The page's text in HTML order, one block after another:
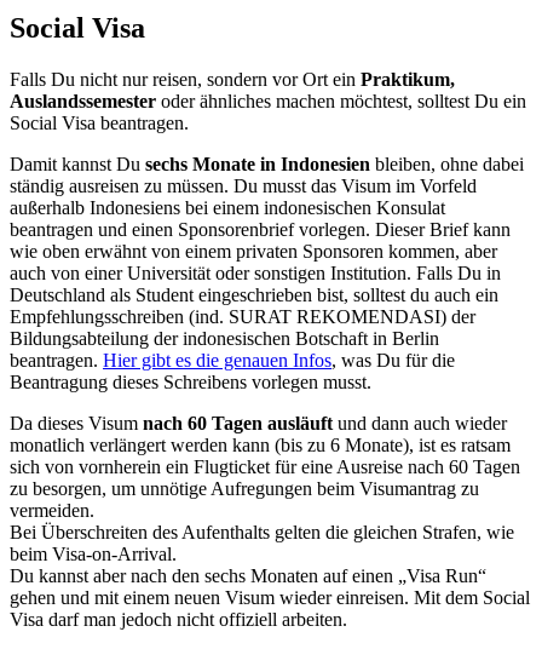
Social Visa
Falls Du nicht nur reisen, sondern vor Ort ein Praktikum,
Auslandssemester oder ähnliches machen möchtest, solltest Du ein
Social Visa beantragen.
Damit kannst Du sechs Monate in Indonesien bleiben, ohne dabei
ständig ausreisen zu müssen. Du musst das Visum im Vorfeld
außerhalb Indonesiens bei einem indonesischen Konsulat
beantragen und einen Sponsorenbrief vorlegen. Dieser Brief kann
wie oben erwähnt von einem privaten Sponsoren kommen, aber
auch von einer Universität oder sonstigen Institution. Falls Du in
Deutschland als Student eingeschrieben bist, solltest du auch ein
Empfehlungsschreiben (ind. SURAT REKOMENDASI) der
Bildungsabteilung der indonesischen Botschaft in Berlin
beantragen. Hier gibt es die genauen Infos, was Du für die
Beantragung dieses Schreibens vorlegen musst.
Da dieses Visum nach 60 Tagen ausläuft und dann auch wieder
monatlich verlängert werden kann (bis zu 6 Monate), ist es ratsam
sich von vornherein ein Flugticket für eine Ausreise nach 60 Tagen
zu besorgen, um unnötige Aufregungen beim Visumantrag zu
vermeiden.
Bei Überschreiten des Aufenthalts gelten die gleichen Strafen, wie
beim Visa-on-Arrival.
Du kannst aber nach den sechs Monaten auf einen „Visa Run“
gehen und mit einem neuen Visum wieder einreisen. Mit dem Social
Visa darf man jedoch nicht offiziell arbeiten.